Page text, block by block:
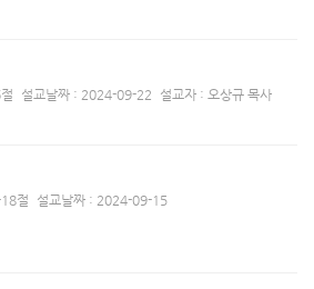
설교날짜 : 2024-09-22 설교자 : 오상규 목사
절
설교날짜 : 2024-09-15